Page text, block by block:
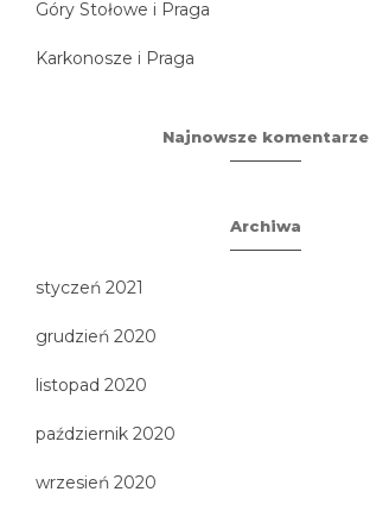
Góry Stołowe i Praga
Karkonosze i Praga
Najnowsze komentarze
Archiwa
styczeń 2021
grudzień 2020
listopad 2020
październik 2020
wrzesień 2020